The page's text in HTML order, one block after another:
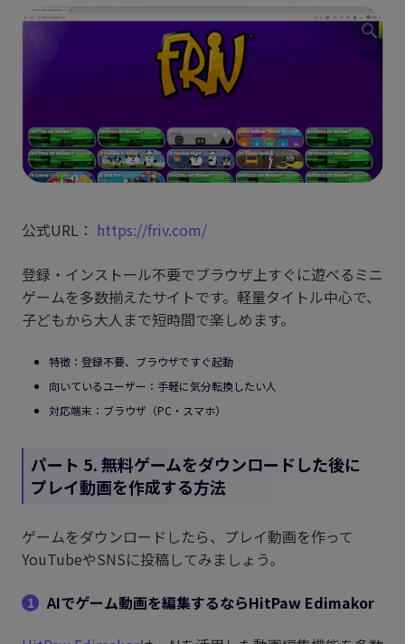
公式URL： https://friv.com/
登録・インストール不要でブラウザ上すぐに遊べるミニ
ゲームを多数揃えたサイトです。軽量タイトル中心で、
子どもから大人まで短時間で楽しめます。
特徴：登録不要、ブラウザですぐ起動
向いているユーザー：手軽に気分転換したい人
対応端末：ブラウザ（PC・スマホ）
パート 5. 無料ゲームをダウンロードした後に
プレイ動画を作成する方法
ゲームをダウンロードしたら、プレイ動画を作って
YouTubeやSNSに投稿してみましょう。
1
AIでゲーム動画を編集するならHitPaw Edimakor